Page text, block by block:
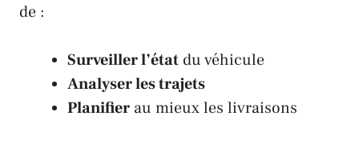
de :
Surveiller l’état du véhicule
Analyser les trajets
Planifier au mieux les livraisons